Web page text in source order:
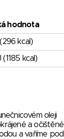
hodnota
kcal)
kcal)
oleji
a očištěné
a vaříme pod